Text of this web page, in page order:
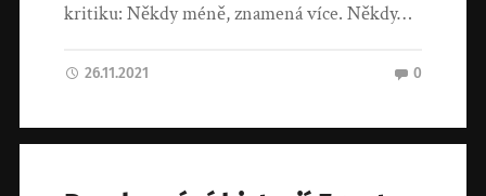
kritiku: Někdy méně, znamená více. Někdy…
26.11.2021 0